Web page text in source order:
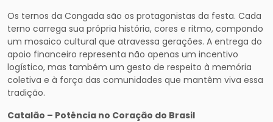
Os ternos da Congada são os protagonistas da festa. Cada
terno carrega sua própria história, cores e ritmo, compondo
um mosaico cultural que atravessa gerações. A entrega do
apoio financeiro representa não apenas um incentivo
logístico, mas também um gesto de respeito à memória
coletiva e à força das comunidades que mantêm viva essa
tradição.
Catalão – Potência no Coração do Brasil